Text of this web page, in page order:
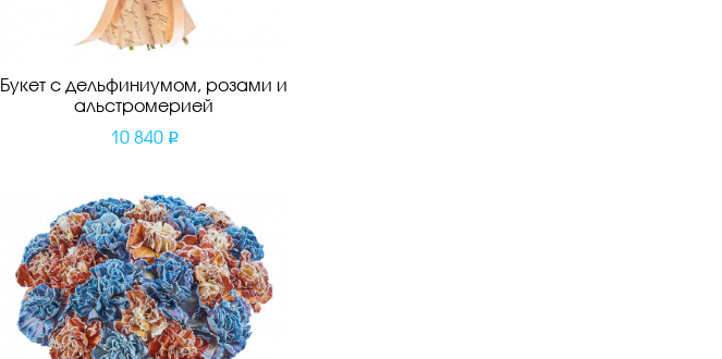
Букет с дельфиниумом, розами и
альстромерией
10 840